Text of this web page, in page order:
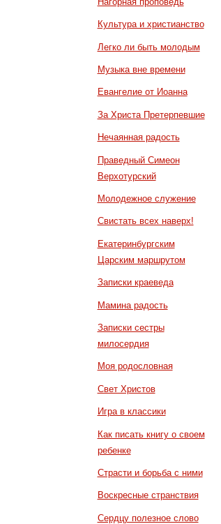
Культура и христианство
Легко ли быть молодым
Музыка вне времени
Евангелие от Иоанна
За Христа Претерпевшие
Нечаянная радость
Праведный Симеон
Верхотурский
Молодежное служение
Свистать всех наверх!
Екатеринбургским
Царским маршрутом
Записки краеведа
Мамина радость
Записки сестры
милосердия
Моя родословная
Свет Христов
Игра в классики
Как писать книгу о своем
ребенке
Страсти и борьба с ними
Воскресные странствия
Сердцу полезное слово